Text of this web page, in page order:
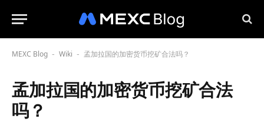
MEXC Blog - Wiki - 孟加拉国的加密货币挖矿合法吗？
孟加拉国的加密货币挖矿合法
吗？